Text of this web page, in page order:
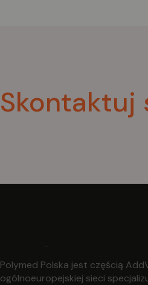
Skontaktuj
Polymed Polska jest częścią
ogólnoeuropejskiej sieci